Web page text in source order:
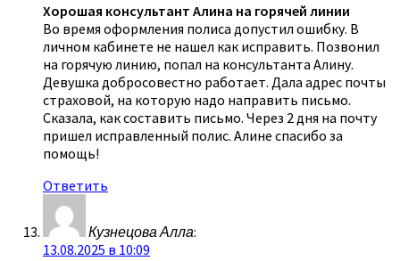
Хорошая консультант Алина на горячей линии
Во время оформления полиса допустил ошибку. В
личном кабинете не нашел как исправить. Позвонил
на горячую линию, попал на консультанта Алину.
Девушка добросовестно работает. Дала адрес почты
страховой, на которую надо направить письмо.
Сказала, как составить письмо. Через 2 дня на почту
пришел исправленный полис. Алине спасибо за
помощь!
Ответить
Кузнецова Алла:
13.08.2025 в 10:09